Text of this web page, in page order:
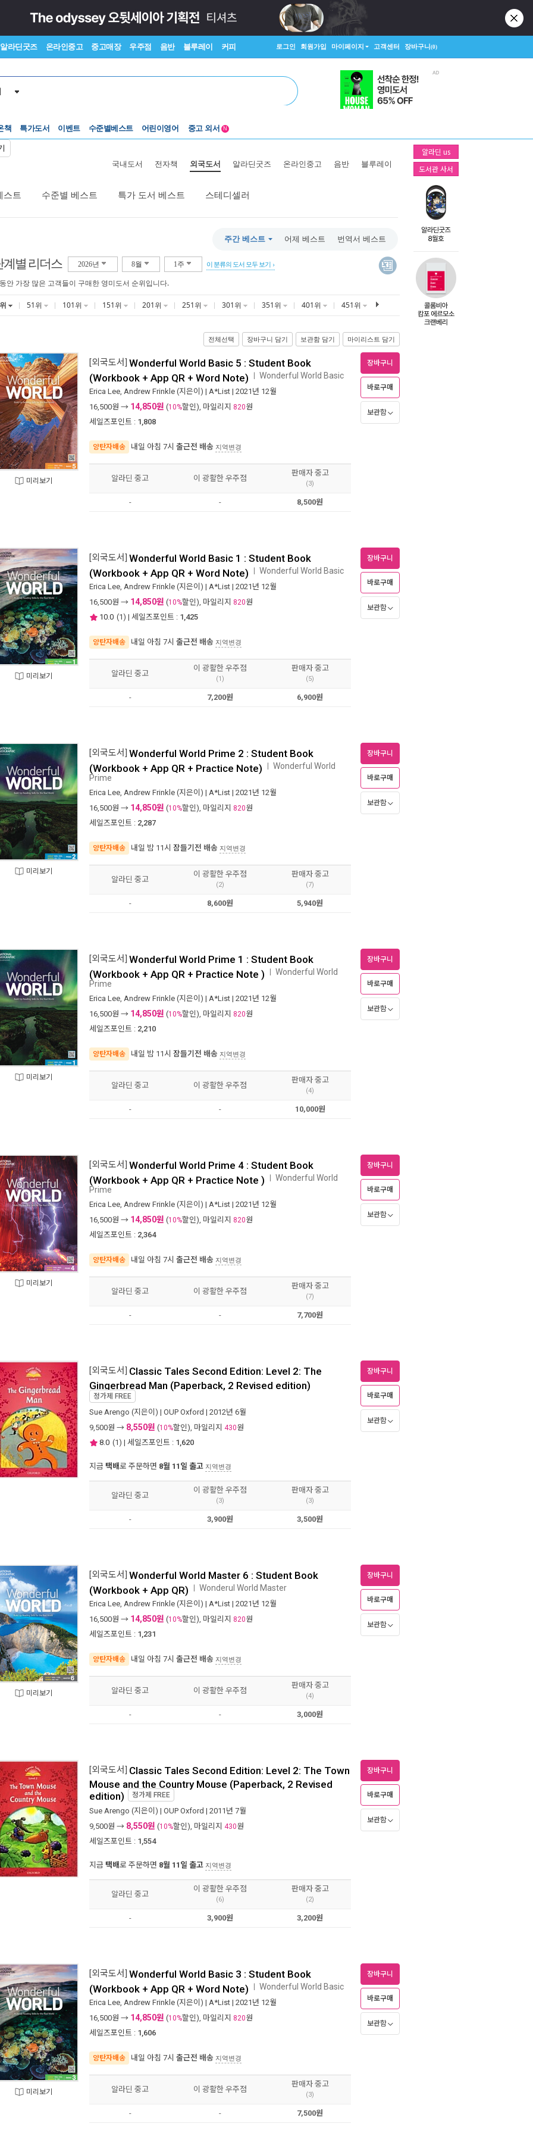
알라딘굿즈 온라인중고 중고매장 우주점 음반 블루레이 커피 로그인 회원가입 마이페이지 고객센터 장바구니(0)
책 특가도서 이벤트
Lexile®
어린이영어
5백원부터
N
알라딘 us
도서관 사서
국내도서 전자책 외국도서 알라딘굿즈 온라인중고 음반 블루레이
스트 수준별 베스트 특가 도서 베스트 스테디셀러
주간 베스트 어제 베스트 번역서 베스트
계별 리더스 2026년 8월 1주 이 분류의 도서 모두 보기
안 가장 많은 고객들이 구매한 영미도서 순위입니다.
51위 101위 151위 201위 251위 301위 351위 401위 451위
전체선택 장바구니 담기 보관함 담기 마이리스트 담기
미리보기
[외국도서] Wonderful World Basic 5 : Student Book
(Workbook + App QR + Word Note) Wonderful World Basic
Erica Lee Andrew Frinkle (지은이) | A*List | 2021년 12월
16,500원 → 14,850원 (10%할인), 마일리지 820원
세일즈포인트 : 1,808
양탄자배송 내일 아침 7시 출근전 배송 지역변경
장바구니
바로구매
보관함
알라딘 중고 이 광활한 우주점
판매자 중고
(3)
- - 8,500원
미리보기
[외국도서] Wonderful World Basic 1 : Student Book
(Workbook + App QR + Word Note) Wonderful World Basic
Erica Lee Andrew Frinkle (지은이) | A*List | 2021년 12월
16,500원 → 14,850원 (10%할인), 마일리지 820원
10.0 (1) | 세일즈포인트 : 1,425
양탄자배송 내일 아침 7시 출근전 배송 지역변경
장바구니
바로구매
보관함
알라딘 중고
이 광활한 우주점
(1)
판매자 중고
(5)
- 7,200원 6,900원
미리보기
[외국도서] Wonderful World Prime 2 : Student Book
(Workbook + App QR + Practice Note) Wonderful World
Prime
Erica Lee Andrew Frinkle (지은이) | A*List | 2021년 12월
16,500원 → 14,850원 (10%할인), 마일리지 820원
세일즈포인트 : 2,287
양탄자배송 내일 밤 11시 잠들기전 배송 지역변경
장바구니
바로구매
보관함
알라딘 중고
이 광활한 우주점
(2)
판매자 중고
(7)
- 8,600원 5,940원
미리보기
[외국도서] Wonderful World Prime 1 : Student Book
(Workbook + App QR + Practice Note ) Wonderful World
Prime
Erica Lee Andrew Frinkle (지은이) | A*List | 2021년 12월
16,500원 → 14,850원 (10%할인), 마일리지 820원
세일즈포인트 : 2,210
양탄자배송 내일 밤 11시 잠들기전 배송 지역변경
장바구니
바로구매
보관함
알라딘 중고 이 광활한 우주점
판매자 중고
(4)
- - 10,000원
미리보기
[외국도서] Wonderful World Prime 4 : Student Book
(Workbook + App QR + Practice Note ) Wonderful World
Prime
Erica Lee Andrew Frinkle (지은이) | A*List | 2021년 12월
16,500원 → 14,850원 (10%할인), 마일리지 820원
세일즈포인트 : 2,364
양탄자배송 내일 아침 7시 출근전 배송 지역변경
장바구니
바로구매
보관함
알라딘 중고 이 광활한 우주점
판매자 중고
(7)
- - 7,700원
[외국도서] Classic Tales Second Edition: Level 2: The
Gingerbread Man (Paperback, 2 Revised edition)
정가제 FREE
Sue Arengo (지은이) | OUP Oxford | 2012년 6월
9,500원 → 8,550원 (10%할인), 마일리지 430원
8.0 (1) | 세일즈포인트 : 1,620
지금 택배로 주문하면 8월 11일 출고 지역변경
장바구니
바로구매
보관함
알라딘 중고
이 광활한 우주점
(3)
판매자 중고
(3)
- 3,900원 3,500원
미리보기
[외국도서] Wonderful World Master 6 : Student Book
(Workbook + App QR) Wonderul World Master
Erica Lee Andrew Frinkle (지은이) | A*List | 2021년 12월
16,500원 → 14,850원 (10%할인), 마일리지 820원
세일즈포인트 : 1,231
양탄자배송 내일 아침 7시 출근전 배송 지역변경
장바구니
바로구매
보관함
알라딘 중고 이 광활한 우주점
판매자 중고
(4)
- - 3,000원
[외국도서] Classic Tales Second Edition: Level 2: The Town
Mouse and the Country Mouse (Paperback, 2 Revised
edition)
정가제 FREE
Sue Arengo (지은이) | OUP Oxford | 2011년 7월
9,500원 → 8,550원 (10%할인), 마일리지 430원
세일즈포인트 : 1,554
지금 택배로 주문하면 8월 11일 출고 지역변경
장바구니
바로구매
보관함
알라딘 중고
이 광활한 우주점
(6)
판매자 중고
(2)
- 3,900원 3,200원
미리보기
[외국도서] Wonderful World Basic 3 : Student Book
(Workbook + App QR + Word Note) Wonderful World Basic
Erica Lee Andrew Frinkle (지은이) | A*List | 2021년 12월
16,500원 → 14,850원 (10%할인), 마일리지 820원
세일즈포인트 : 1,606
양탄자배송 내일 아침 7시 출근전 배송 지역변경
장바구니
바로구매
보관함
알라딘 중고 이 광활한 우주점
판매자 중고
(3)
- - 7,500원